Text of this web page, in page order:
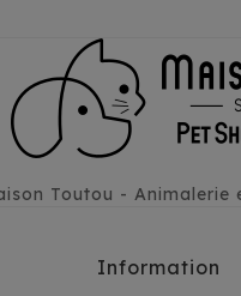
Toutou - Animalerie
Information